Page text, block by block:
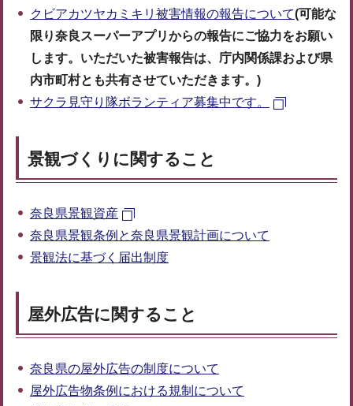
クビアカツヤカミキリ被害情報の報告について(可能な
限り奈良スーパーアプリからの報告にご協力をお願い
します。いただいた被害報告は、庁内関係課および県
内市町村とも共有させていただきます。)
サクラ見守り隊ボランティア募集中です。
景観づくりに関すること
奈良県景観資産
奈良県景観条例と奈良県景観計画について
景観法に基づく届出制度
屋外広告に関すること
奈良県の屋外広告の制度について
屋外広告物条例における規制について